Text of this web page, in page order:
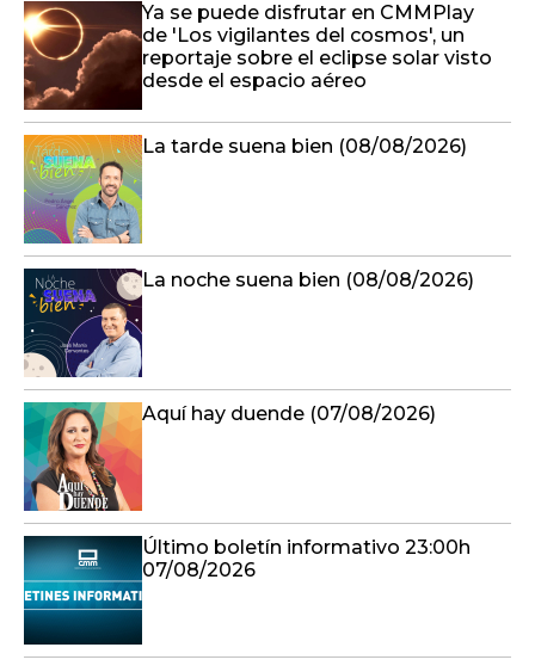
Ya se puede disfrutar en CMMPlay
de 'Los vigilantes del cosmos', un
reportaje sobre el eclipse solar visto
desde el espacio aéreo
La tarde suena bien (08/08/2026)
La noche suena bien (08/08/2026)
Aquí hay duende (07/08/2026)
Último boletín informativo 23:00h
07/08/2026